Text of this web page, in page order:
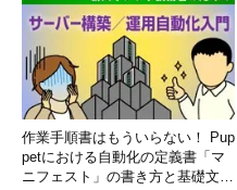
作業手順書はもういらない！ Pup
petにおける自動化の定義書「マ
ニフェスト」の書き方と基礎文法